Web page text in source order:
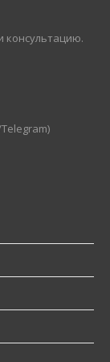
консультацию.